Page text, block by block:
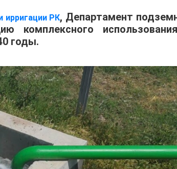
ирригации РК, Департамент
комплексного
годы.